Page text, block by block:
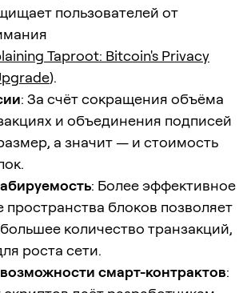
пользователей от
Taproot: Bitcoin's Privacy
).
: За счёт сокращения объёма
и объединения подписей
а значит — и стоимость
: Более эффективное
пространства блоков позволяет
количество транзакций,
роста сети.
смарт-контрактов: